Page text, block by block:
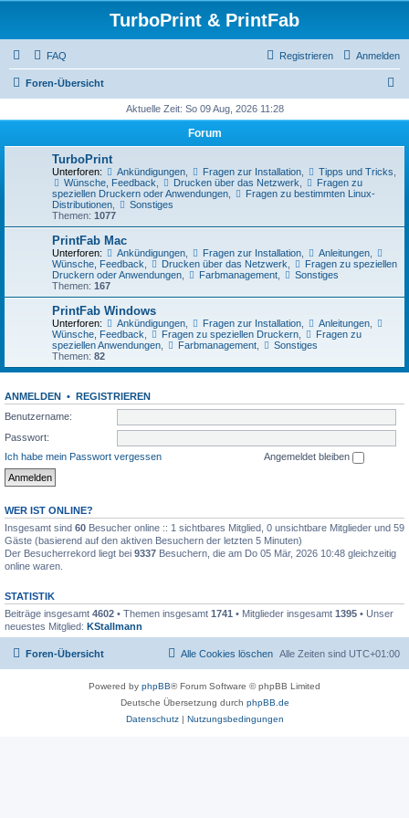
TurboPrint & PrintFab
FAQ Anmelden
Registrieren
Foren-Übersicht
h
Aktuelle Zeit: So 09 Aug, 2026 11:28
Forum
TurboPrint
Unterforen: Ankündigungen, Fragen zur Installation, Tipps und Tricks
Wünsche, Feedback
Drucken über das Netzwerk
Fragen zu
speziellen Druckern oder Anwendungen
Fragen zu bestimmten Linux-
Distributionen
Sonstiges
Themen: 1077
PrintFab Mac
Unterforen: Ankündigungen, Fragen zur Installation, Anleitungen,
Wünsche, Feedback
Drucken über das Netzwerk
Fragen zu speziellen
Druckern oder Anwendungen
Farbmanagement,
Sonstiges
Themen: 167
PrintFab Windows
Unterforen: Ankündigungen, Fragen zur Installation, Anleitungen,
Wünsche, Feedback
Fragen zu speziellen Druckern,
Fragen zu
speziellen Anwendungen
Farbmanagement,
Sonstiges
Themen: 82
ANMELDEN • REGISTRIEREN
Benutzername:
Passwort:
Ich habe mein Passwort vergessen
Angemeldet bleiben
WER IST ONLINE?
Insgesamt sind 60 Besucher online :: 1 sichtbares Mitglied, 0 unsichtbare Mitglieder und 59
Gäste (basierend auf den aktiven Besuchern der letzten 5 Minuten)
Der Besucherrekord liegt bei 9337 Besuchern, die am Do 05 Mär, 2026 10:48 gleichzeitig
online waren.
STATISTIK
Beiträge insgesamt 4602 • Themen insgesamt 1741 • Mitglieder insgesamt 1395 • Unser
neuestes Mitglied: KStallmann
Foren-Übersicht Alle Zeiten sind UTC+01:00
Alle Cookies löschen
Powered by phpBB® Forum Software © phpBB Limited
Deutsche Übersetzung durch phpBB.de
Datenschutz| Nutzungsbedingungen